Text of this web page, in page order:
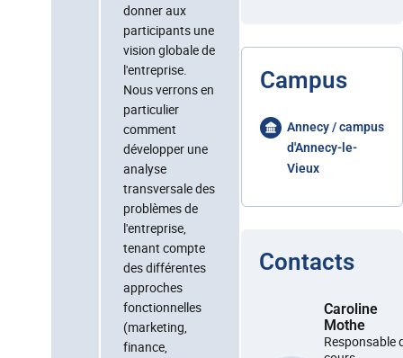
donner aux
participants une
vision globale de
l'entreprise.
Nous verrons en
particulier
comment
développer une
analyse
transversale des
problèmes de
l'entreprise,
tenant compte
des différentes
approches
fonctionnelles
(marketing,
finance,
Campus
Annecy / campus
d'Annecy-le-
Vieux
Contacts
Caroline
Mothe
Responsable